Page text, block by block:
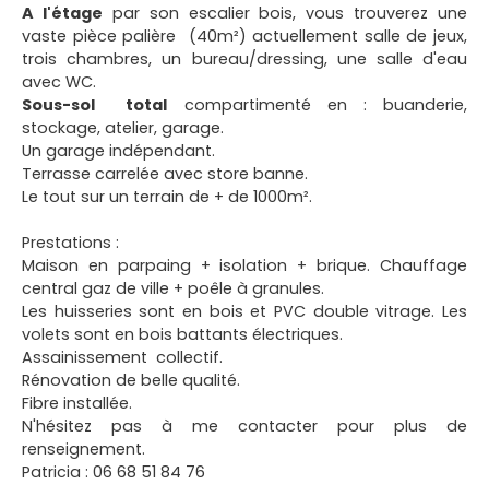
A l'étage par son escalier bois, vous trouverez une
vaste pièce palière (40m²) actuellement salle de jeux,
trois chambres, un bureau/dressing, une salle d'eau
avec WC.
Sous-sol total compartimenté en : buanderie,
stockage, atelier, garage.
Un garage indépendant.
Terrasse carrelée avec store banne.
Le tout sur un terrain de + de 1000m².
Prestations :
Maison en parpaing + isolation + brique. Chauffage
central gaz de ville + poêle à granules.
Les huisseries sont en bois et PVC double vitrage. Les
volets sont en bois battants électriques.
Assainissement collectif.
Rénovation de belle qualité.
Fibre installée.
N'hésitez pas à me contacter pour plus de
renseignement.
Patricia : 06 68 51 84 76